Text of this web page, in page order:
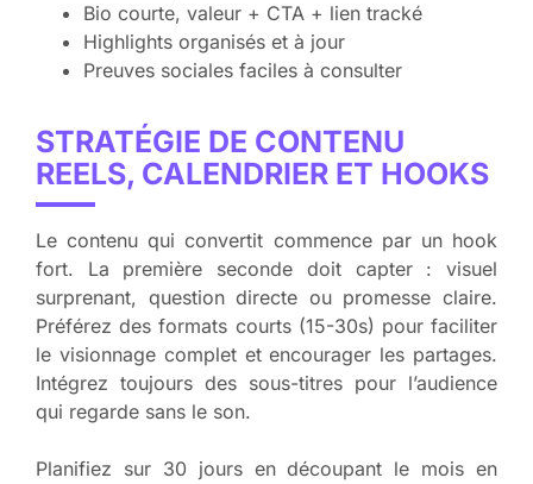
Bio courte, valeur + CTA + lien tracké
Highlights organisés et à jour
Preuves sociales faciles à consulter
STRATÉGIE DE CONTENU
REELS, CALENDRIER ET HOOKS
Le contenu qui convertit commence par un hook
fort. La première seconde doit capter : visuel
surprenant, question directe ou promesse claire.
Préférez des formats courts (15-30s) pour faciliter
le visionnage complet et encourager les partages.
Intégrez toujours des sous-titres pour l’audience
qui regarde sans le son.
Planifiez sur 30 jours en découpant le mois en